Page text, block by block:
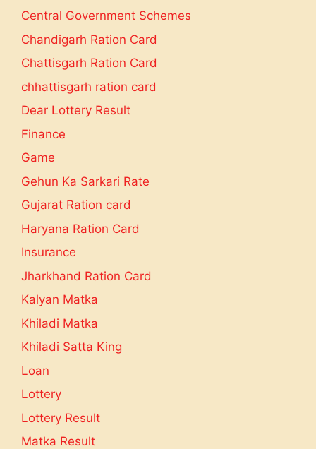
Central Government Schemes
Chandigarh Ration Card
Chattisgarh Ration Card
chhattisgarh ration card
Dear Lottery Result
Finance
Game
Gehun Ka Sarkari Rate
Gujarat Ration card
Haryana Ration Card
Insurance
Jharkhand Ration Card
Kalyan Matka
Khiladi Matka
Khiladi Satta King
Loan
Lottery
Lottery Result
Matka Result